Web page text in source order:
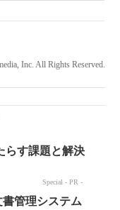
Inc. All Rights Reserved.